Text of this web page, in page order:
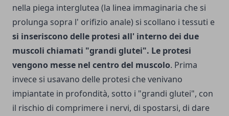
nella piega interglutea (la linea immaginaria che si
prolunga sopra l' orifizio anale) si scollano i tessuti e
si inseriscono delle protesi all' interno dei due
muscoli chiamati "grandi glutei". Le protesi
vengono messe nel centro del muscolo. Prima
invece si usavano delle protesi che venivano
impiantate in profondità, sotto i "grandi glutei", con
il rischio di comprimere i nervi, di spostarsi, di dare